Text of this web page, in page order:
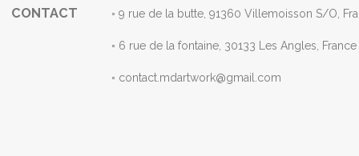
CONTACT ◦ 9 rue de la butte, 91360 Villemoisson S/
◦ 6 rue de la fontaine, 30133 Les Angles,
◦ contact.mdartwork@gmail.com